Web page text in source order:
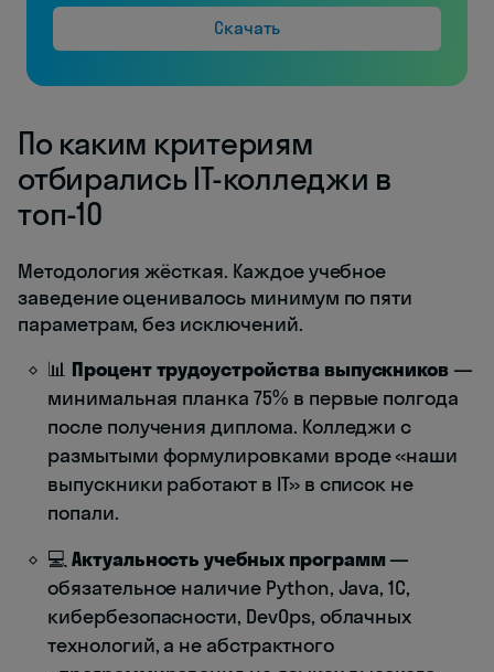
Скачать
По каким критериям
отбирались IT-колледжи в
топ-10
Методология жёсткая. Каждое учебное
заведение оценивалось минимум по пяти
параметрам, без исключений.
📊 Процент трудоустройства выпускников —
минимальная планка 75% в первые полгода
после получения диплома. Колледжи с
размытыми формулировками вроде «наши
выпускники работают в IT» в список не
попали.
💻Актуальность учебных программ —
обязательное наличие Python, Java, 1С,
кибербезопасности, DevOps, облачных
технологий, а не абстрактного